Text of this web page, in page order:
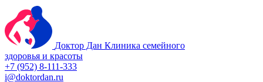
Доктор Дан Клиника семейного
здоровья и красоты
+7 (952) 8-111-333
i@doktordan.ru